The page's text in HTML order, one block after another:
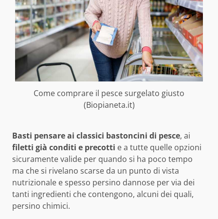
Come comprare il pesce surgelato giusto
(Biopianeta.it)
Basti pensare ai classici bastoncini di pesce, ai
filetti già conditi e precotti e a tutte quelle opzioni
sicuramente valide per quando si ha poco tempo
ma che si rivelano scarse da un punto di vista
nutrizionale e spesso persino dannose per via dei
tanti ingredienti che contengono, alcuni dei quali,
persino chimici.